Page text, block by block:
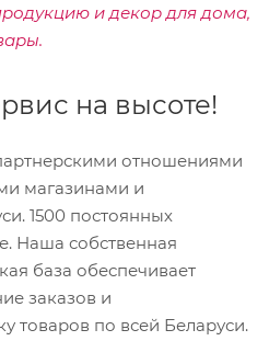
и декор для дома,
на высоте!
отношениями
магазинами и
1500 постоянных
Наша собственная
база обеспечивает
заказов и
товаров по всей Беларуси.